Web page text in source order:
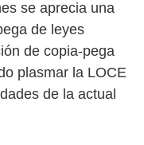
se aprecia una
de leyes
de copia-pega
plasmar la LOCE
de la actual